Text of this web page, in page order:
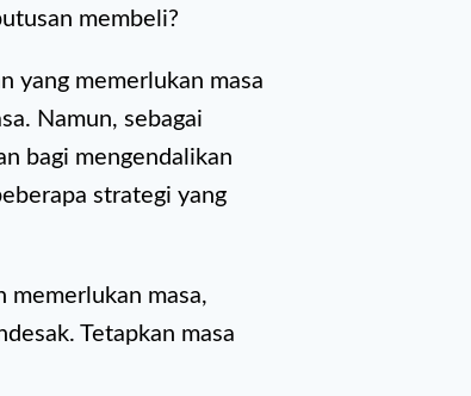
membeli?
yang memerlukan masa
Namun, sebagai
bagi mengendalikan
strategi yang
memerlukan masa,
Tetapkan masa